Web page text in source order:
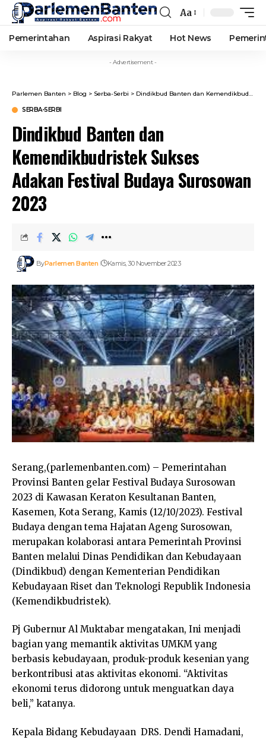
Font
Resizer
Aa
Pemerintahan Aspirasi Rakyat Hot News
- Advertisement -
Parlemen Banten > Blog > Serba-Serbi > Dindikbud Banten dan Kemendikbudristek Sukses Adakan Festival Budaya Surosowan 2023
SERBA-SERBI
Dindikbud Banten dan
Kemendikbudristek Sukses
Adakan Festival Budaya Surosowan
2023
ByParlemen Banten Kamis, 30 November 2023
Serang,(parlemenbanten.com) – Pemerintahan
Provinsi Banten gelar Festival Budaya Surosowan
2023 di Kawasan Keraton Kesultanan Banten,
Kasemen, Kota Serang, Kamis (12/10/2023). Festival
Budaya dengan tema Hajatan Ageng Surosowan,
merupakan kolaborasi antara Pemerintah Provinsi
Banten melalui Dinas Pendidikan dan Kebudayaan
(Dindikbud) dengan Kementerian Pendidikan
Kebudayaan Riset dan Teknologi Republik Indonesia
(Kemendikbudristek).
Pj Gubernur Al Muktabar mengatakan, Ini menjadi
bagian yang memantik aktivitas UMKM yang
berbasis kebudayaan, produk-produk kesenian yang
berkontribusi atas aktivitas ekonomi. “Aktivitas
ekonomi terus didorong untuk menguatkan daya
beli,” katanya.
Kepala Bidang Kebudayaan DRS. Dendi Hamadani,